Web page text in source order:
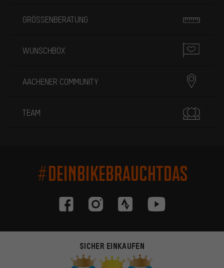
GRÖSSENBERATUNG
WUNSCHBOX
AACHENER COMMUNITY
TEAM
#DEINBIKEBRAUCHTDAS
SICHER EINKAUFEN